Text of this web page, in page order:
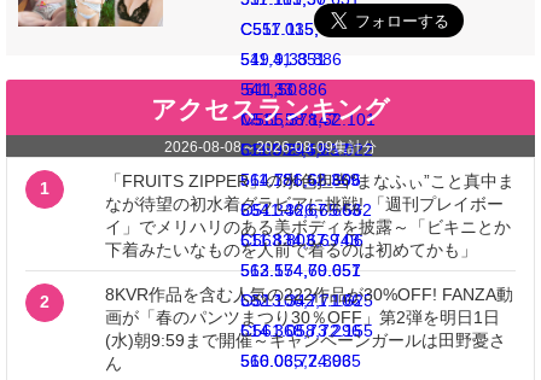
C511.035,40.831
511,41.851
511,50
C511,58.147
511.035,59.17
511.181,62.369
C511.326,65.562
511.834,67.743
512.574,69.651
C513.342,71.625
514.368,73.296
516.035,74.965
C557.115,41.1
549.9,33.886
541,33.886
M565.378,62.101
C565.244,65.022
564.756,66.606
564.346,67.663
C563.803,69.06
563.154,70.057
562.106,71.106
C561.058,72.155
560.06,72.803
アクセスランキング
2026-08-08～2026-08-09集計分
1
「FRUITS ZIPPER」の水色担当“まなふぃ”こと真中ま
なが待望の初水着グラビアに挑戦! 「週刊プレイボー
イ」でメリハリのある美ボディを披露～「ビキニとか
下着みたいなものを人前で着るのは初めてかも」
2
8KVR作品を含む人気の222作品が30%OFF! FANZA動
画が「春のパンツまつり30％OFF」第2弾を明日1日
(水)朝9:59まで開催～キャンペーンガールは田野憂さ
ん